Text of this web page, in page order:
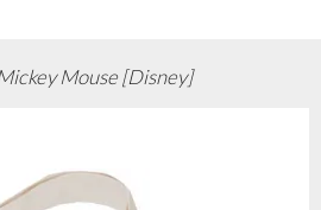
Mouse [Disney]